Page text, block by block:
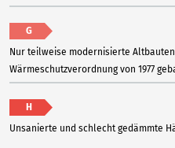
G
Nur teilweise modernisierte
Wärmeschutzverordnung von 1977
H
Unsanierte und schlecht gedämmte